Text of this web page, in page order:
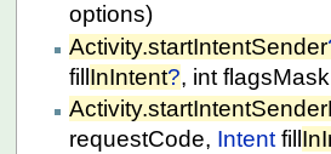
options)
Activity.startIntentSender
fillInIntent?, int
requestCode, Intent fill